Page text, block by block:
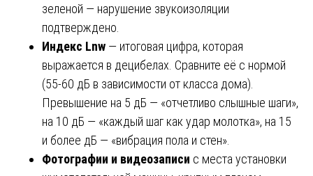
зеленой — нарушение звукоизоляции
подтверждено.
Индекс Lnw — итоговая цифра, которая
выражается в децибелах. Сравните её с нормой
(55-60 дБ в зависимости от класса дома).
Превышение на 5 дБ — «отчетливо слышные шаги»,
на 10 дБ — «каждый шаг как удар молотка», на 15
и более дБ — «вибрация пола и стен».
Фотографии и видеозаписи с места установки